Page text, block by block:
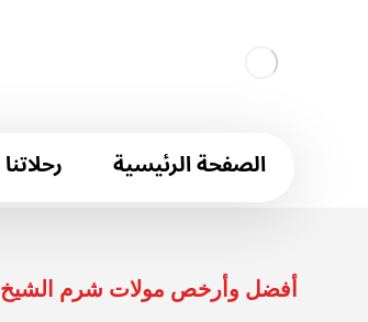
الصفحة الرئيسية رحلاتنا
أفضل وأرخص مولات شرم الشيخ